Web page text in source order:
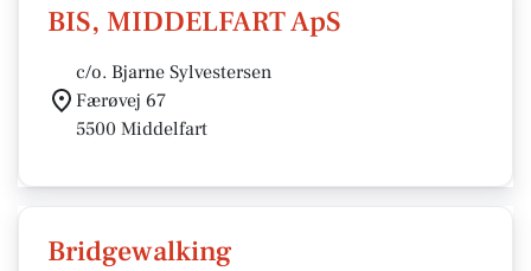
BIS, MIDDELFART ApS
c/o. Bjarne Sylvestersen
Færøvej 67
5500 Middelfart
Bridgewalking